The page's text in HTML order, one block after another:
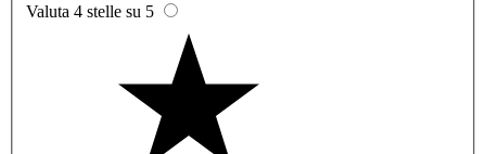
Valuta 4 stelle su 5